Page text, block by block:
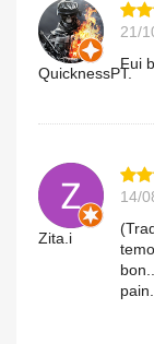
QuicknessPT.
21/
Fui
Zita.i
14/